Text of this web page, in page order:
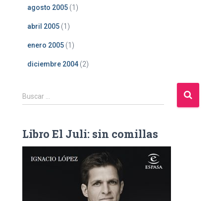
agosto 2005 (1)
abril 2005 (1)
enero 2005 (1)
diciembre 2004 (2)
B
u
c
Buscar …
Libro El Juli: sin comillas